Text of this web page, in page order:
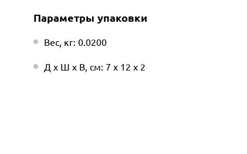
Параметры упаковки
Вес, кг: 0.0200
Д х Ш х В, см: 7 х 12 х 2